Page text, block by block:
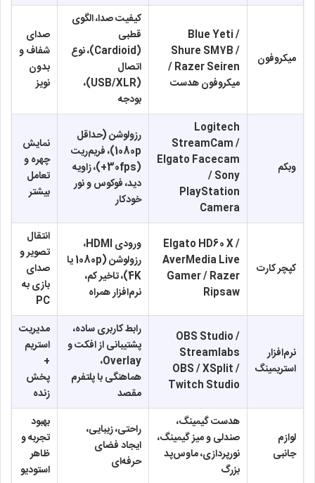
میکروفون
Blue Yeti /
Shure SM7B /
Razer Seiren /
میکروفون هدست
کیفیت صدا، الگوی
قطبی
(Cardioid)، نوع
اتصال
(USB/XLR)،
بودجه
صدای
شفاف و
بدون
نویز
وبکم
Logitech
StreamCam /
Elgato Facecam
/ Sony
PlayStation
Camera
رزولوشن (حداقل
1080p)، فریم‌ریت
(30fps+)، زاویه
دید، فوکوس و نور
خودکار
نمایش
چهره و
تعامل
بیشتر
کپچر کارت
Elgato HD60 X /
AverMedia Live
Gamer / Razer
Ripsaw
ورودی HDMI،
رزولوشن (1080p یا
4K)، تاخیر کم،
نرم‌افزار همراه
انتقال
تصویر و
صدای
بازی به
PC
نرم‌افزار
استریمینگ
OBS Studio /
Streamlabs
OBS / XSplit /
Twitch Studio
رابط کاربری ساده،
پشتیبانی از افکت و
Overlay،
هماهنگی با پلتفرم
مقصد
مدیریت
استریم
+
پخش
زنده
لوازم
جانبی
هدست گیمینگ،
صندلی و میز گیمینگ،
نورپردازی، ماوس‌پد
بزرگ
راحتی، زیبایی،
ایجاد فضای
حرفه‌ای
بهبود
تجربه و
ظاهر
استودیو